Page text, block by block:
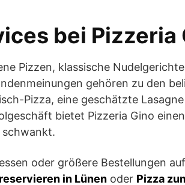
bei Pizzeria
Pizzen, klassische
gehören zu den
Pizza, eine geschätzte
bietet Pizzeria Gino
oder größere Bestellungen
in Lünen oder Pizza